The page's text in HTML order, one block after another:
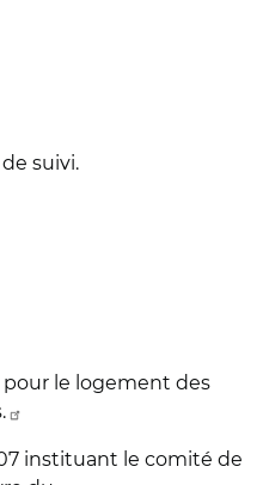
suivi.
le logement des
instituant le comité de